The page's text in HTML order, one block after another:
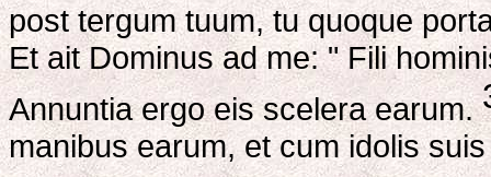
post tergum tuum, tu quoque
Et ait Dominus ad me: " Fili
Annuntia ergo eis scelera earum.
manibus earum, et cum idolis